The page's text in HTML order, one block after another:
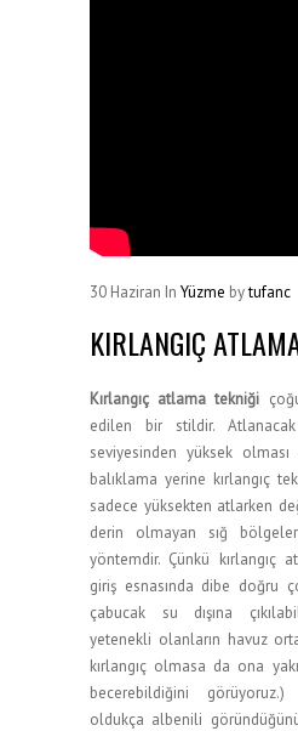
30 Haziran In Yüzme bytufanc
KIRLANGIÇ
Kırlangıç atlama tekniği
edilen bir stildir.
seviyesinden yüksek
balıklama yerine kırlangıç
sadece yüksekten atlarken
derin olmayan sığ
yöntemdir. Çünkü kırlangıç
giriş esnasında dibe doğru
çabucak su dışına
yetenekli olanların havuz
kırlangıç olmasa da ona
becerebildiğini görüyoruz.)
oldukça albenili